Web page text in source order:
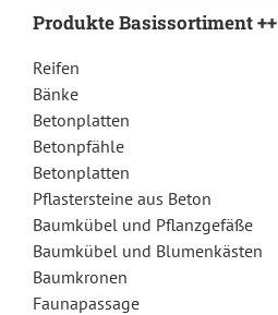
Produkte Basissortiment ++
Reifen
Bänke
Betonplatten
Betonpfähle
Betonplatten
Pflastersteine aus Beton
Baumkübel und Pflanzgefäße
Baumkübel und Blumenkästen
Baumkronen
Faunapassage